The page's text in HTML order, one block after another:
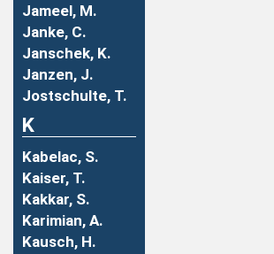
Jameel, M.
Janke, C.
Janschek, K.
Janzen, J.
Jostschulte, T.
K
Kabelac, S.
Kaiser, T.
Kakkar, S.
Karimian, A.
Kausch, H.